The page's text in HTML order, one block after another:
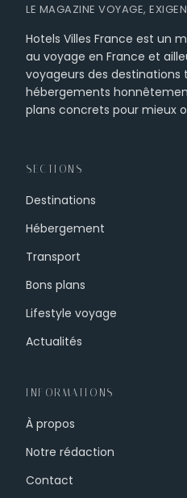
LE MAGAZINE VOYAGE,
Hotels Villes France est un
au voyage en France et
voyageurs des destinations
hébergements
plans concrets pour mieux
SECTIONS
Destinations
Hébergement
Transport
Bons plans
Lifestyle voyage
Actualités
INFORMATIONS
À propos
Notre rédaction
Contact